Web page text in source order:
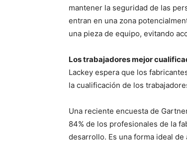
mantener la seguridad de las
entran en una zona
una pieza de equipo, evitando
Los trabajadores mejor
Lackey espera que los
la cualificación de los
Una reciente encuesta de
84% de los profesionales de la
desarrollo. Es una forma ideal